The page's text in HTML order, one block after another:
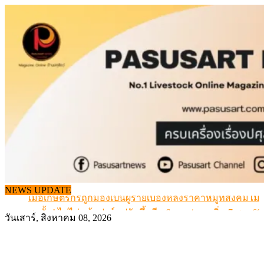
content
NEWS UPDATE
สกัดลักลอบนำเข้าเอ็นโคแช่แข็งกว่า 12.6 ตัน สมุทรสาคร
เมื่อเกษตรกรถูกมองเป็นผู้ร้ายเบื้องหลังราคาหมูที่สังคมไม่
สุดอั้น! ไข่ไก่หน้าฟาร์มปรับขึ้นอีก 6 บาท/แผง เริ่ม 7 ส.ค.69
วันเสาร์, สิงหาคม 08, 2026